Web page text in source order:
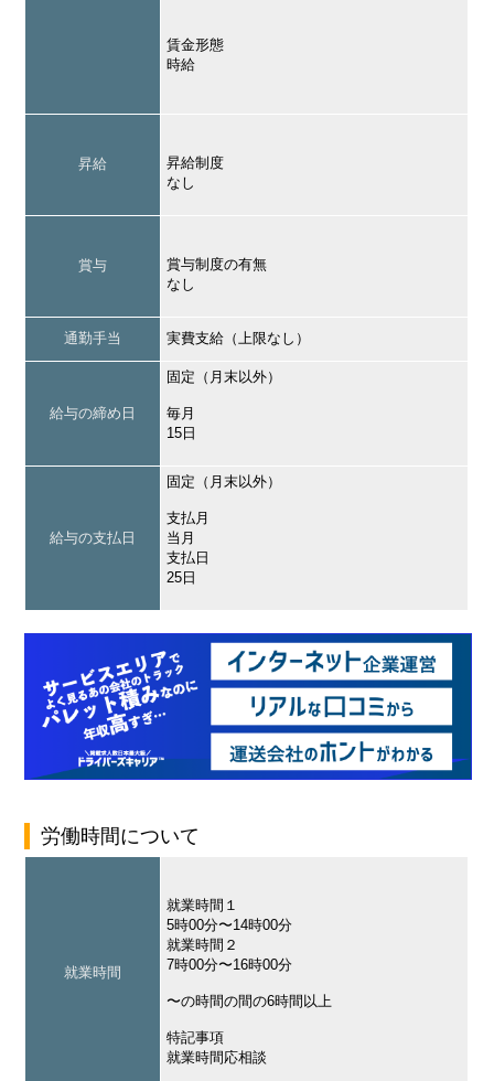
賃金形態
時給
昇給
昇給制度
なし
賞与
賞与制度の有無
なし
通勤手当 実費支給（上限なし）
給与の締め日
固定（月末以外）
毎月
15日
給与の支払日
固定（月末以外）
支払月
当月
支払日
25日
労働時間について
就業時間
就業時間１
5時00分〜14時00分
就業時間２
7時00分〜16時00分
〜の時間の間の6時間以上
特記事項
就業時間応相談